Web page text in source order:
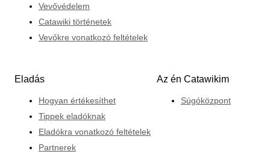
Vevővédelem
Catawiki történetek
Vevőkre vonatkozó feltételek
Eladás
Hogyan értékesíthet
Tippek eladóknak
Eladókra vonatkozó feltételek
Partnerek
Az én Catawikim
Súgóközpont